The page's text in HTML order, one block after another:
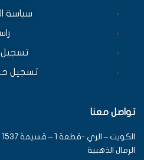
سياسة
تسجيل
تسجيل
تواصل معنا
الرمال الذهبية